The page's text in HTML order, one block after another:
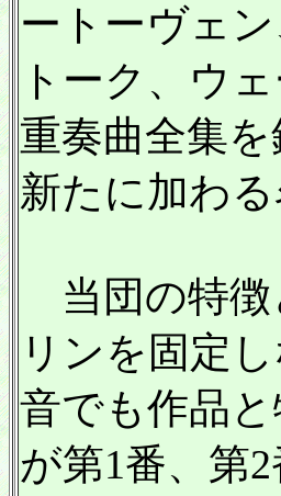
ートーヴェ
トーク、ウ
重奏曲全集
新たに加わ
当団の特徴
リンを固定
音でも作品
が第1番、第